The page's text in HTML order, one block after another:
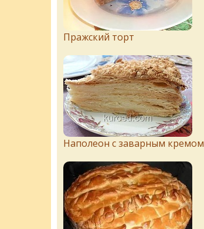
Пражский торт
Наполеон с заварным кремом